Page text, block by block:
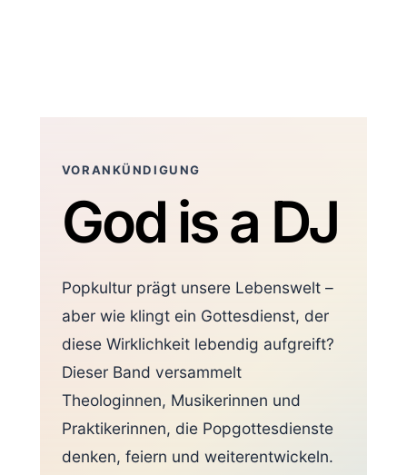
VORANKÜNDIGUNG
God is a DJ
Popkultur prägt unsere Lebenswelt –
aber wie klingt ein Gottesdienst, der
diese Wirklichkeit lebendig aufgreift?
Dieser Band versammelt
Theologinnen, Musikerinnen und
Praktikerinnen, die Popgottesdienste
denken, feiern und weiterentwickeln.